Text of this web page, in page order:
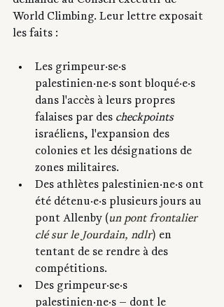
World Climbing. Leur lettre exposait
les faits :
Les grimpeur·se·s
palestinien·ne·s sont bloqué·e·s
dans l'accès à leurs propres
falaises par des checkpoints
israéliens, l'expansion des
colonies et les désignations de
zones militaires.
Des athlètes palestinien·ne·s ont
été détenu·e·s plusieurs jours au
pont Allenby (un pont frontalier
clé sur le Jourdain, ndlr) en
tentant de se rendre à des
compétitions.
Des grimpeur·se·s
palestinien·ne·s — dont le